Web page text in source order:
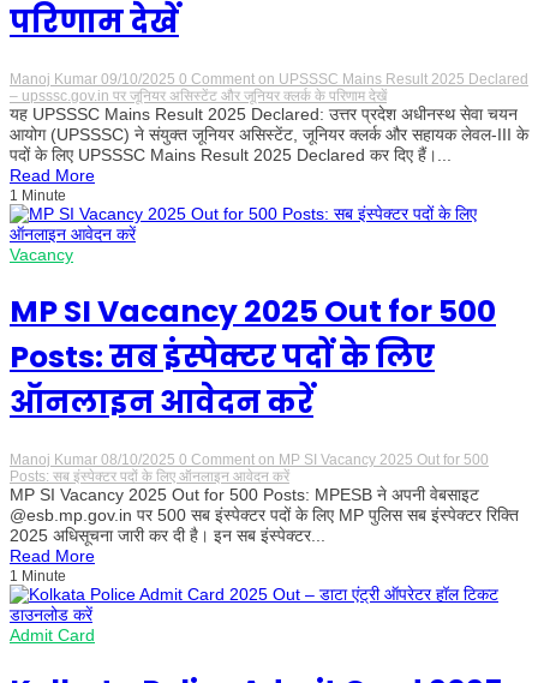
परिणाम देखें
Manoj Kumar 09/10/2025 0 Comment on UPSSSC Mains Result 2025 Declared
– upsssc.gov.in पर जूनियर असिस्टेंट और जूनियर क्लर्क के परिणाम देखें
यह UPSSSC Mains Result 2025 Declared: उत्तर प्रदेश अधीनस्थ सेवा चयन
आयोग (UPSSSC) ने संयुक्त जूनियर असिस्टेंट, जूनियर क्लर्क और सहायक लेवल-III के
पदों के लिए UPSSSC Mains Result 2025 Declared कर दिए हैं।...
Read More
1 Minute
Vacancy
MP SI Vacancy 2025 Out for 500
Posts: सब इंस्पेक्टर पदों के लिए
ऑनलाइन आवेदन करें
Manoj Kumar 08/10/2025 0 Comment on MP SI Vacancy 2025 Out for 500
Posts: सब इंस्पेक्टर पदों के लिए ऑनलाइन आवेदन करें
MP SI Vacancy 2025 Out for 500 Posts: MPESB ने अपनी वेबसाइट
@esb.mp.gov.in पर 500 सब इंस्पेक्टर पदों के लिए MP पुलिस सब इंस्पेक्टर रिक्ति
2025 अधिसूचना जारी कर दी है। इन सब इंस्पेक्टर...
Read More
1 Minute
Admit Card